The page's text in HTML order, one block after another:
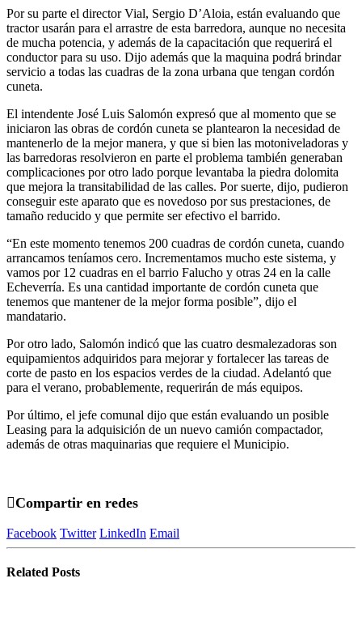
Por su parte el director Vial, Sergio D’Aloia, están evaluando que
tractor usarán para el arrastre de esta barredora, aunque no necesita
de mucha potencia, y además de la capacitación que requerirá el
conductor para su uso. Dijo además que la maquina podrá brindar
servicio a todas las cuadras de la zona urbana que tengan cordón
cuneta.
El intendente José Luis Salomón expresó que al momento que se
iniciaron las obras de cordón cuneta se plantearon la necesidad de
mantenerlo de la mejor manera, y que si bien las motoniveladoras y
las barredoras resolvieron en parte el problema también generaban
complicaciones por otro lado porque levantaba la piedra dolomita
que mejora la transitabilidad de las calles. Por suerte, dijo, pudieron
conseguir este aparato que es novedoso por sus prestaciones, de
tamaño reducido y que permite ser efectivo el barrido.
“En este momento tenemos 200 cuadras de cordón cuneta, cuando
arrancamos teníamos cero. Incrementamos mucho este sistema, y
vamos por 12 cuadras en el barrio Falucho y otras 24 en la calle
Echeverría. Es una cantidad importante de cordón cuneta que
tenemos que mantener de la mejor forma posible”, dijo el
mandatario.
Por otro lado, Salomón indicó que las cuatro desmalezadoras son
equipamientos adquiridos para mejorar y fortalecer las tareas de
corte de pasto en los espacios verdes de la ciudad. Adelantó que
para el verano, probablemente, requerirán de más equipos.
Por último, el jefe comunal dijo que están evaluando un posible
Leasing para la adquisición de un nuevo camión compactador,
además de otras maquinarias que requiere el Municipio.
Compartir en redes
Facebook Twitter LinkedIn Email
Related Posts